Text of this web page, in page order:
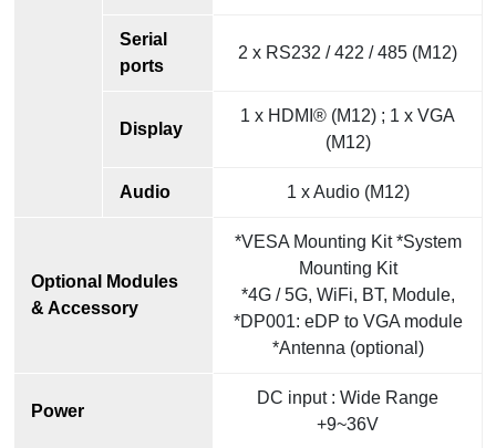
Serial
ports
2 x RS232 / 422 / 485 (M12)
Display
1 x HDMI® (M12) ; 1 x VGA
(M12)
Audio 1 x Audio (M12)
Optional Modules
& Accessory
*VESA Mounting Kit *System
Mounting Kit
*4G / 5G, WiFi, BT, Module,
*DP001: eDP to VGA module
*Antenna (optional)
Power
DC input : Wide Range
+9~36V